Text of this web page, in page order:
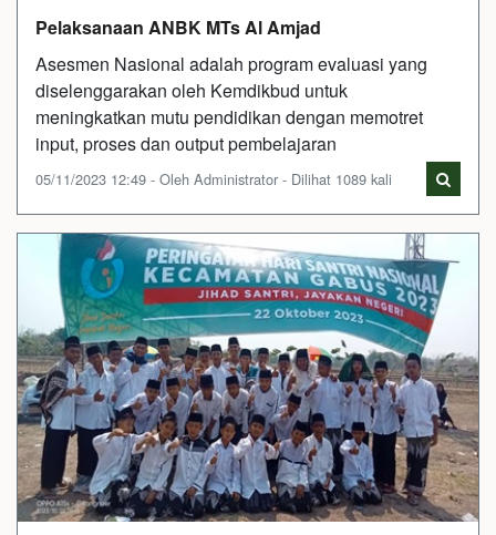
Pelaksanaan ANBK MTs Al Amjad
Asesmen Nasional adalah program evaluasi yang
diselenggarakan oleh Kemdikbud untuk
meningkatkan mutu pendidikan dengan memotret
input, proses dan output pembelajaran
05/11/2023 12:49 - Oleh Administrator - Dilihat 1089 kali